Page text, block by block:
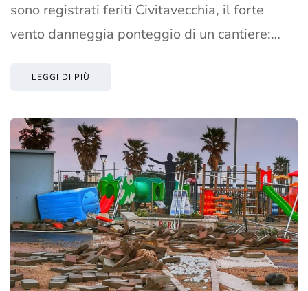
sono registrati feriti Civitavecchia, il forte
vento danneggia ponteggio di un cantiere:…
LEGGI DI PIÙ